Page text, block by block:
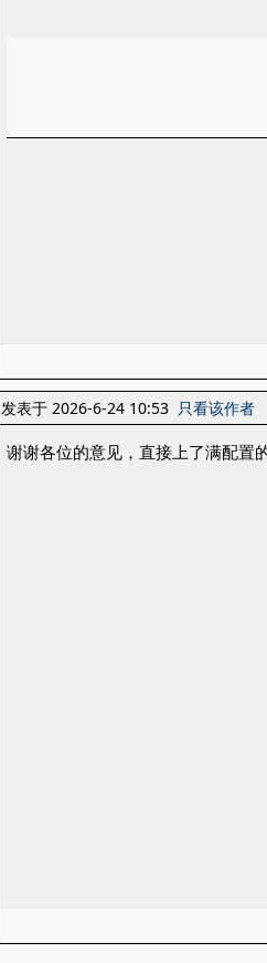
发表于 2026-6-24 10:53 只看该作者
谢谢各位的意见，直接上了满配置